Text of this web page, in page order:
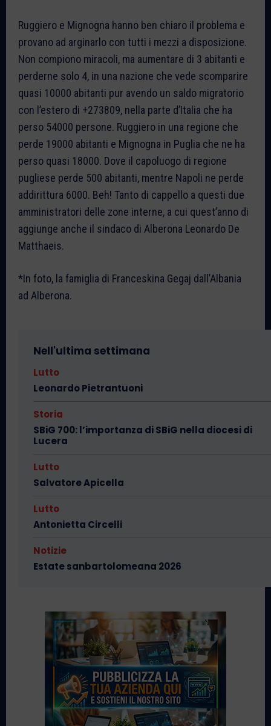
Ruggiero e Mignogna hanno ben chiaro il problema e
provano ad arginarlo con tutti i mezzi a disposizione.
Non compiono miracoli, ma aumentare di 3 abitanti e
perderne solo 4, in una nazione che vede scomparire
quasi 10000 abitanti pur avendo un saldo migratorio
con l’estero di +273809, nella parte d’Italia che ha
perso 54000 persone. Ruggiero in una regione che
perde 19000 abitanti e Mignogna in Puglia che ne ha
perso quasi 18000. Dove il capoluogo di regione
pugliese perde 500 abitanti, mentre Napoli ne perde
addirittura 6000. Beh! Tanto di cappello a questi due
amministratori delle zone interne, a cui quest’anno di
aggiunge anche il sindaco di Alberona Leonardo De
Matthaeis.
*In foto, la famiglia di Franceskina Gegaj dall’Albania
ad Alberona.
Nell'ultima settimana
Lutto
Leonardo Pietrantuoni
Storia
SBiG 700: l’importanza di SBiG nella diocesi di
Lucera
Lutto
Salvatore Apicella
Lutto
Antonietta Circelli
Notizie
Estate sanbartolomeana 2026